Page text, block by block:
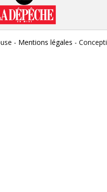
- Mentions légales -